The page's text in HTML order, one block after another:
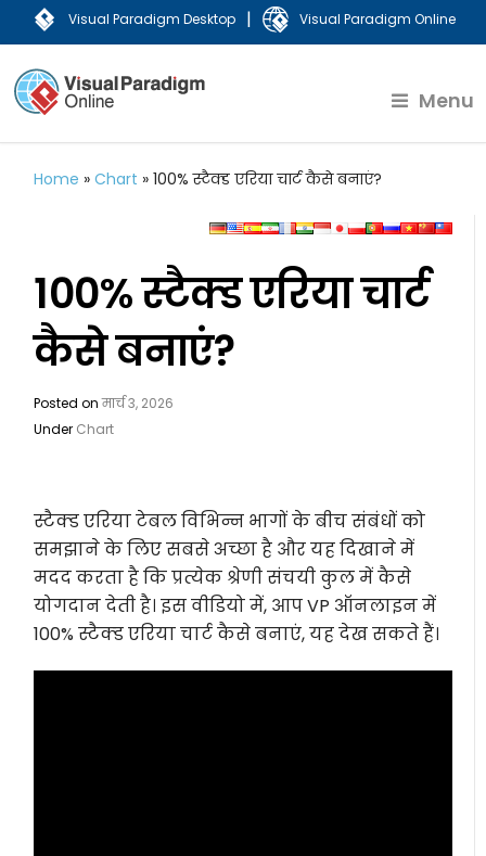
Visual Paradigm Desktop | Visual Paradigm Online
Menu
Home »Chart »100% स्टैक्ड एरिया चार्ट कैसे बनाएं?
100% स्टैक्ड एरिया चार्ट
कैसे बनाएं?
Posted onमार्च 3, 2026
Under Chart
स्टैक्ड एरिया टेबल विभिन्न भागों के बीच संबंधों को
समझाने के लिए सबसे अच्छा है और यह दिखाने में
मदद करता है कि प्रत्येक श्रेणी संचयी कुल में कैसे
योगदान देती है। इस वीडियो में, आप VP ऑनलाइन में
100% स्टैक्ड एरिया चार्ट कैसे बनाएं, यह देख सकते हैं।